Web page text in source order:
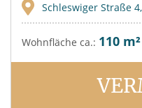
Schleswiger Straße
Wohnfläche ca.: 110 m²